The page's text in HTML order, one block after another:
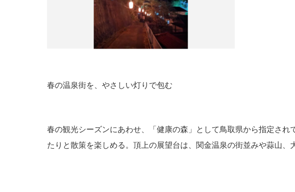
春の温泉街を、やさしい灯りで包む
春の観光シーズンにあわせ、「健康の森」として鳥取県から指定さ
たりと散策を楽しめる。頂上の展望台は、関金温泉の街並みや蒜山、